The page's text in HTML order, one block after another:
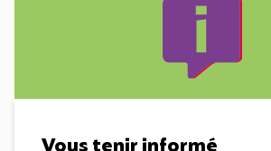
Vous tenir informé